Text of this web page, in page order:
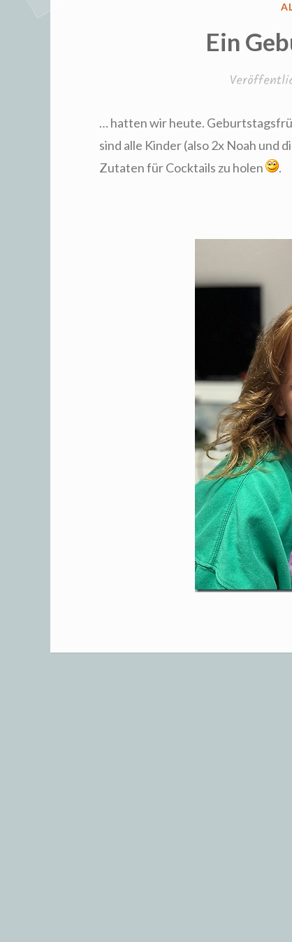
Ein
… hatten wir heute.
sind alle Kinder (also 2x Noah und
Zutaten für Cocktails zu holen
.